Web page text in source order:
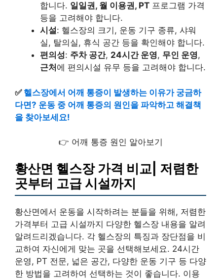
합니다. 일일권, 월 이용권, PT 프로그램 가격
등을 고려해야 합니다.
시설: 헬스장의 크기, 운동 기구 종류, 샤워
실, 탈의실, 휴식 공간 등을 확인해야 합니다.
편의성: 주차 공간, 24시간 운영, 무인 운영,
근처 에 편의시설 유무 등을 고려해야 합니다.
✅ 헬스장에서 어깨 통증이 발생하는 이유가 궁금하
다면? 운동 중 어깨 통증의 원인을 파악하고 해결책
을 찾아보세요!
👉 어깨 통증 원인 알아보기
황산면 헬스장 가격 비교| 저렴한
곳부터 고급 시설까지
황산면에서 운동을 시작하려는 분들을 위해, 저렴한
가격부터 고급 시설까지 다양한 헬스장 내용을 알려
알려드리겠습니다. 각 헬스장의 특징과 장단점을 비
교하여 자신에게 맞는 곳을 선택해보세요. 24시간
운영, PT 전문, 넓은 공간, 다양한 운동 기구 등 다양
한 방법을 고려하여 선택하는 것이 좋습니다. 이용